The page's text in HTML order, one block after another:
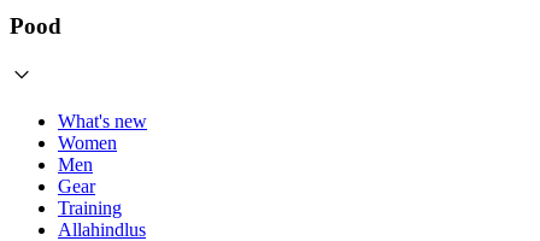
Pood
What's new
Women
Men
Gear
Training
Allahindlus